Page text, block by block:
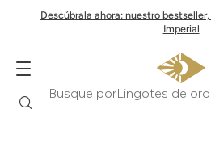
Descúbrala ahora: nuestro
Imperial
Busque por